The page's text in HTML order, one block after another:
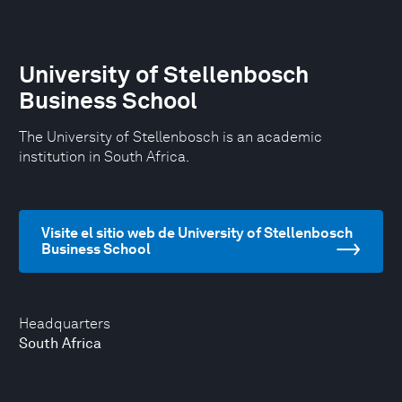
Headquarters
South Africa
University of Stellenbosch
Business School
The University of Stellenbosch is an academic
institution in South Africa.
Visite el sitio web de University of Stellenbosch
Business School